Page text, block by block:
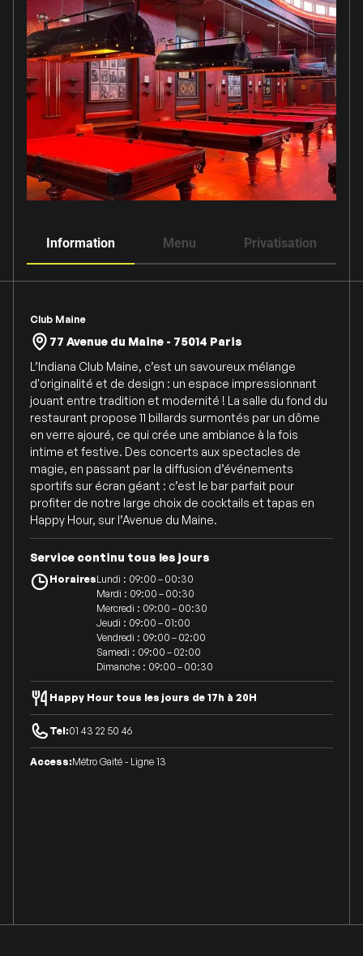
Information Menu Privatisation
Club Maine
77 Avenue du Maine - 75014 Paris
L’Indiana Club Maine, c’est un savoureux mélange
d'originalité et de design : un espace impressionnant
jouant entre tradition et modernité ! La salle du fond du
restaurant propose 11 billards surmontés par un dôme
en verre ajouré, ce qui crée une ambiance à la fois
intime et festive. Des concerts aux spectacles de
magie, en passant par la diffusion d’événements
sportifs sur écran géant : c’est le bar parfait pour
profiter de notre large choix de cocktails et tapas en
Happy Hour, sur l’Avenue du Maine.
Service continu tous les jours
HorairesLundi : 09:00 – 00:30
Mardi : 09:00 – 00:30
Mercredi : 09:00 – 00:30
Jeudi : 09:00 – 01:00
Vendredi : 09:00 – 02:00
Samedi : 09:00 – 02:00
Dimanche : 09:00 – 00:30
Happy Hour tous les jours de 17h à 20H
Tel:01 43 22 50 46
Access:Métro Gaité - Ligne 13